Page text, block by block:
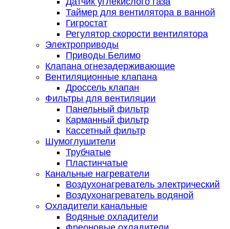
Таймер для вентилятора в ванной
Гигростат
Регулятор скорости вентилятора
Электроприводы
Приводы Белимо
Клапана огнезадерживающие
Вентиляционные клапана
Дроссель клапан
Фильтры для вентиляции
Панельный фильтр
Карманный фильтр
Кассетный фильтр
Шумоглушители
Трубчатые
Пластинчатые
Канальные нагреватели
Воздухонагреватель электрический
Воздухонагреватель водяной
Охладители канальные
Водяные охладители